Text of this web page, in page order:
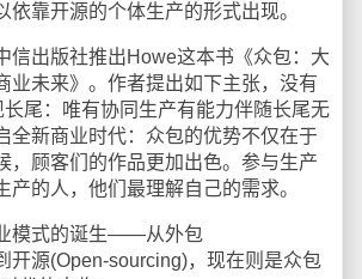
依靠开源的个体生产的形式出现。
出版社推出Howe这本书《众包：大
业未来》。作者提出如下主张，没有
长尾：唯有协同生产有能力伴随长尾无
全新商业时代：众包的优势不仅在于
，顾客们的作品更加出色。参与生产
产的人，他们最理解自己的需求。
式的诞生——从外包
开源(Open-sourcing)，现在则是众包